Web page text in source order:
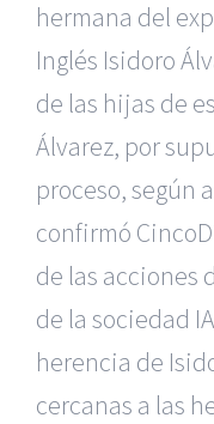
hermana del
Inglés Isidoro
de las hijas de
Álvarez, por
proceso, según
confirmó
de las acciones
de la sociedad
herencia de
cercanas a las